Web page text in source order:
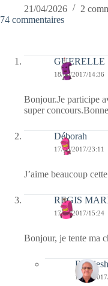
21/04/2026
2
74 commentaires
GUERELLE
18/05/2017/14:36
Bonjour.Je participe
super
Déborah
17/05/2017/23:11
J’aime beaucoup
REGIS
17/05/2017/15:24
Bonjour, je tente ma
17/05/